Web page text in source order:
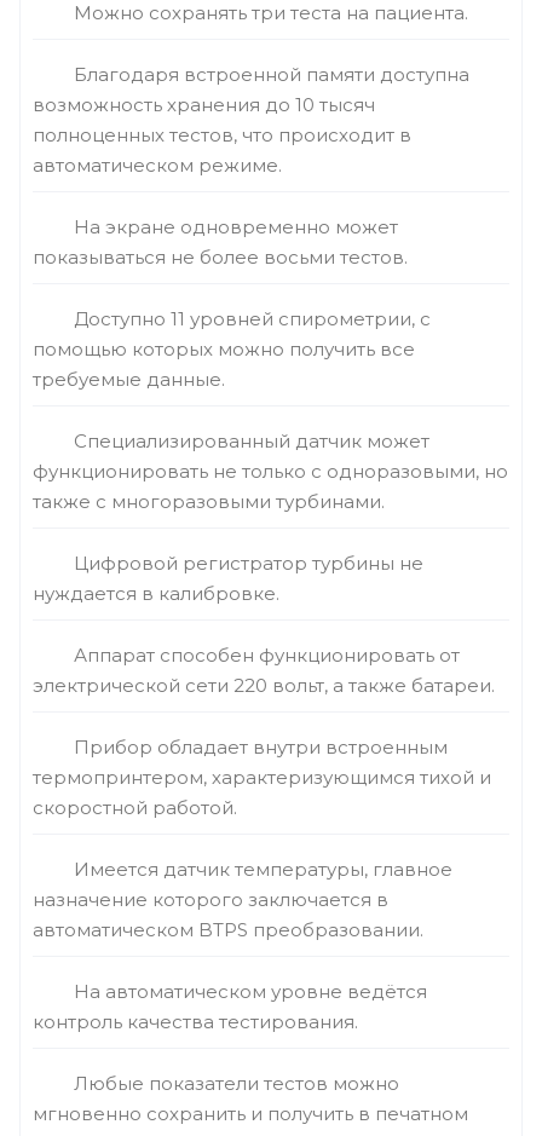
Можно сохранять три теста на пациента.
Благодаря встроенной памяти доступна
возможность хранения до 10 тысяч
полноценных тестов, что происходит в
автоматическом режиме.
На экране одновременно может
показываться не более восьми тестов.
Доступно 11 уровней спирометрии, с
помощью которых можно получить все
требуемые данные.
Специализированный датчик может
функционировать не только с одноразовыми, но
также с многоразовыми турбинами.
Цифровой регистратор турбины не
нуждается в калибровке.
Аппарат способен функционировать от
электрической сети 220 вольт, а также батареи.
Прибор обладает внутри встроенным
термопринтером, характеризующимся тихой и
скоростной работой.
Имеется датчик температуры, главное
назначение которого заключается в
автоматическом BTPS преобразовании.
На автоматическом уровне ведётся
контроль качества тестирования.
Любые показатели тестов можно
мгновенно сохранить и получить в печатном